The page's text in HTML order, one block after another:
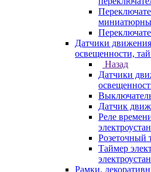
Датчики
освещенности,
Назад
Датчики
Датчик
Реле
Розеточный
Таймер
Рамки,